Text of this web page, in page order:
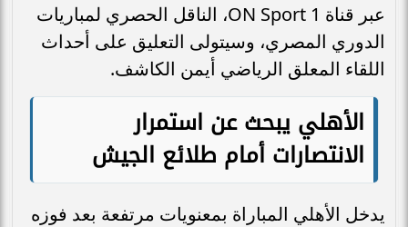
عبر قناة ON Sport 1، الناقل الحصري لمباريات
الدوري المصري، وسيتولى التعليق على أحداث
اللقاء المعلق الرياضي أيمن الكاشف.
الأهلي يبحث عن استمرار
الانتصارات أمام طلائع الجيش
يدخل الأهلي المباراة بمعنويات مرتفعة بعد فوزه